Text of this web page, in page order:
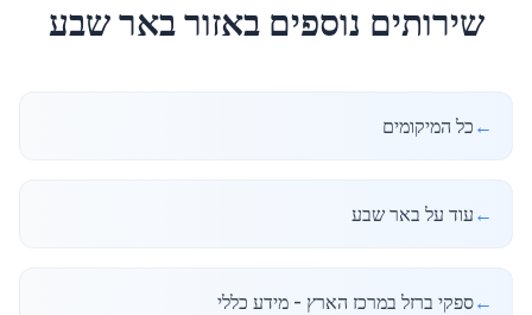
שירותים נוספים באזורבאר שבע
← כל המיקומים
← עוד על באר שבע
←ספקי ברזל במרכז הארץ - מידע כללי